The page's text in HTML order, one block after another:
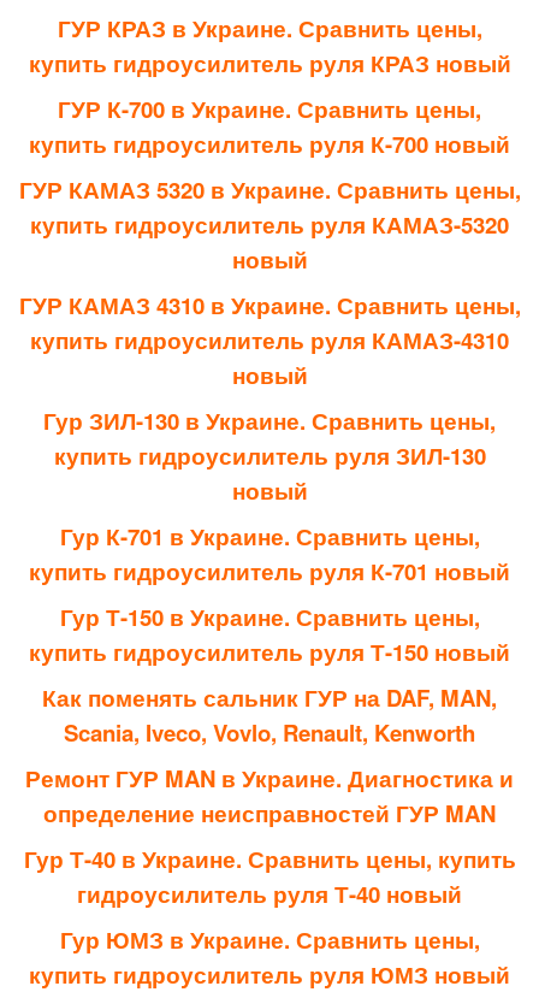
ГУР КРАЗ в Украине. Сравнить цены,
купить гидроусилитель руля КРАЗ новый
ГУР К-700 в Украине. Сравнить цены,
купить гидроусилитель руля К-700 новый
ГУР КАМАЗ 5320 в Украине. Сравнить цены,
купить гидроусилитель руля КАМАЗ-5320
новый
ГУР КАМАЗ 4310 в Украине. Сравнить цены,
купить гидроусилитель руля КАМАЗ-4310
новый
Гур ЗИЛ-130 в Украине. Сравнить цены,
купить гидроусилитель руля ЗИЛ-130
новый
Гур К-701 в Украине. Сравнить цены,
купить гидроусилитель руля К-701 новый
Гур Т-150 в Украине. Сравнить цены,
купить гидроусилитель руля Т-150 новый
Как поменять сальник ГУР на DAF, MAN,
Scania, Iveco, Vovlo, Renault, Kenworth
Ремонт ГУР MAN в Украине. Диагностика и
определение неисправностей ГУР MAN
Гур Т-40 в Украине. Сравнить цены, купить
гидроусилитель руля Т-40 новый
Гур ЮМЗ в Украине. Сравнить цены,
купить гидроусилитель руля ЮМЗ новый